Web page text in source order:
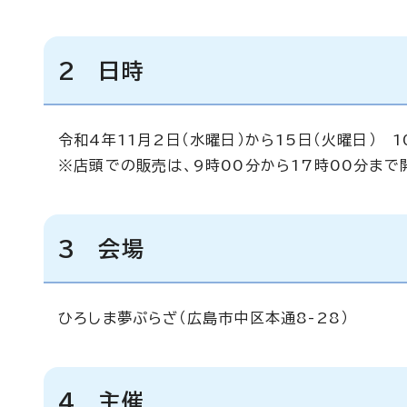
2 日時
令和4年11月2日（水曜日）から15日（火曜日
※店頭での販売は、9時00分から17時00分まで開
3 会場
ひろしま夢ぷらざ（広島市中区本通8-28）
4 主催